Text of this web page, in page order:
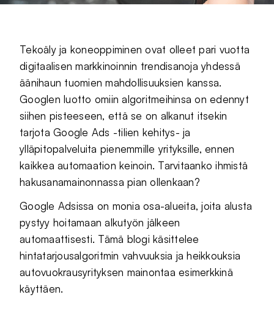
Tekoäly ja koneoppiminen ovat olleet pari vuotta
digitaalisen markkinoinnin trendisanoja yhdessä
äänihaun tuomien mahdollisuuksien kanssa.
Googlen luotto omiin algoritmeihinsa on edennyt
siihen pisteeseen, että se on alkanut itsekin
tarjota Google Ads -tilien kehitys- ja
ylläpitopalveluita pienemmille yrityksille, ennen
kaikkea automaation keinoin. Tarvitaanko ihmistä
hakusanamainonnassa pian ollenkaan?
Google Adsissa on monia osa-alueita, joita alusta
pystyy hoitamaan alkutyön jälkeen
automaattisesti. Tämä blogi käsittelee
hintatarjousalgoritmin vahvuuksia ja heikkouksia
autovuokrausyrityksen mainontaa esimerkkinä
käyttäen.